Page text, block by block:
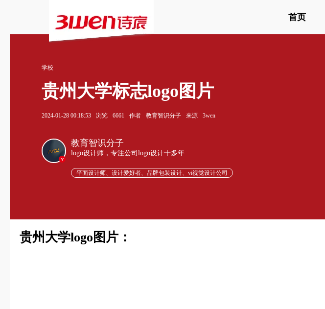
首页
学校
贵州大学标志logo图片
2024-01-28 00:18:53 浏览 6661 作者 教育智识分子 来源 3wen
v
教育智识分子
logo设计师，专注公司logo设计十多年
平面设计师、设计爱好者、品牌包装设计、vi视觉设计公司
贵州大学logo图片：